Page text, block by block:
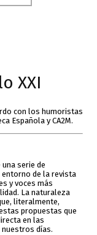
XXI
con los humoristas
Española y CA2M.
serie de
de la revista
y voces más
La naturaleza
literalmente,
propuestas que
en las
nuestros días.